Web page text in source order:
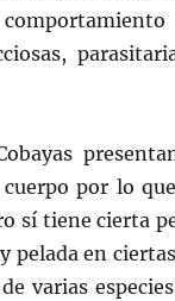
por lo
sí tiene cierta
en
varias